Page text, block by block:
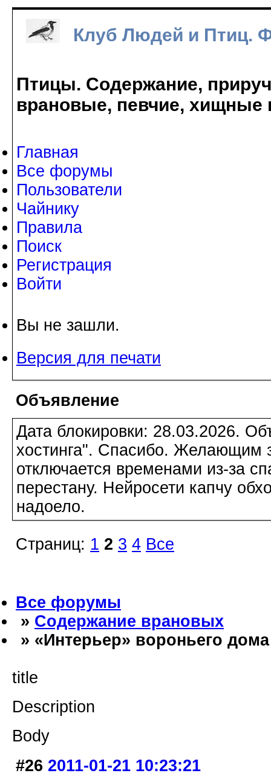
Клуб Людей и Птиц.
Птицы. Содержание,
врановые, певчие, хищные
Главная
Все форумы
Пользователи
Чайнику
Правила
Поиск
Регистрация
Войти
Вы не зашли.
Версия для печати
Объявление
Дата блокировки: 28.03.2026.
хостинга". Спасибо. Желающим
отключается временами из-за
перестану. Нейросети капчу
надоело.
Страниц: 1 2 3 4 Все
Все форумы
» Содержание врановых
» «Интерьер» вороньего дома
title
Description
Body
#26 2011-01-21 10:23:21